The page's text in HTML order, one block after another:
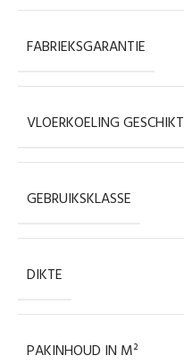
FABRIEKSGARANTIE
VLOERKOELING GESCHIKT
GEBRUIKSKLASSE
DIKTE
PAKINHOUD IN M²